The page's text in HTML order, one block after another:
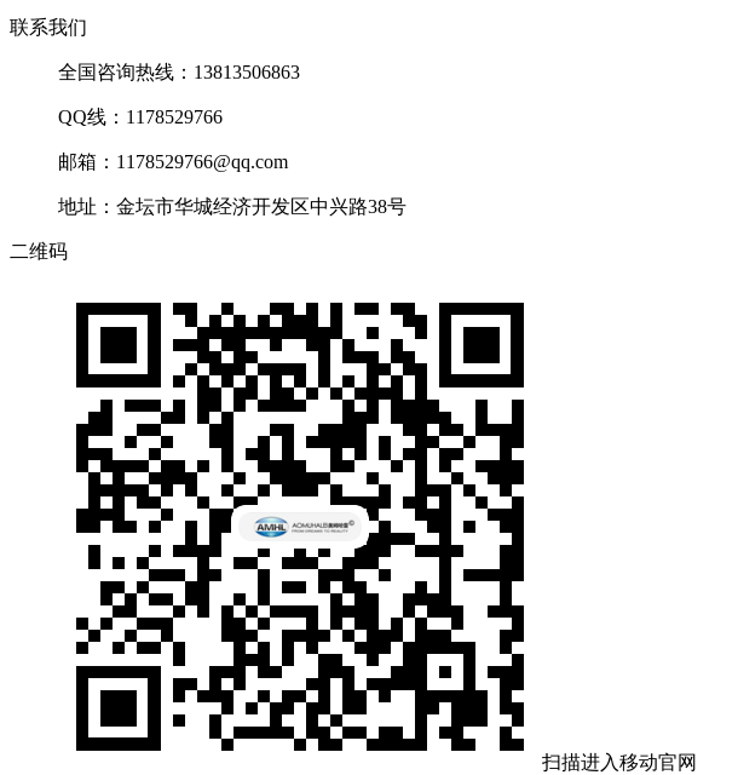
联系我们
全国咨询热线：13813506863
QQ线：1178529766
邮箱：1178529766@qq.com
地址：金坛市华城经济开发区中兴路38号
二维码
扫描进入移动官网